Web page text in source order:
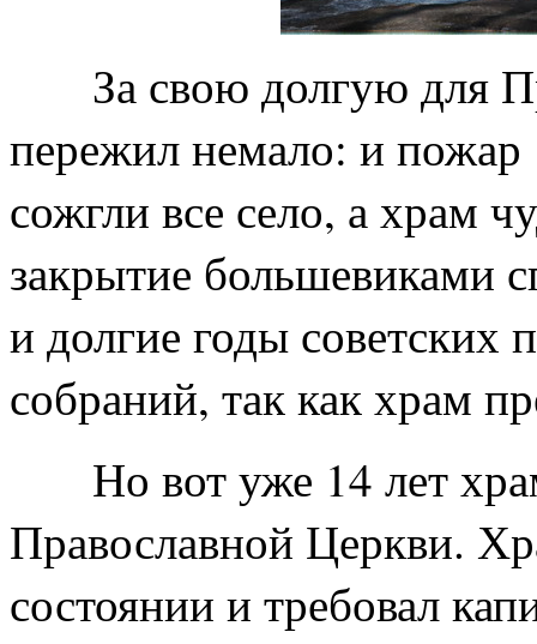
За свою долгую для
пережил немало: и пожар
сожгли все село, а храм
закрытие большевиками
и долгие годы советских
собраний, так как храм
Но вот уже 14 лет
Православной Церкви.
состоянии и требовал